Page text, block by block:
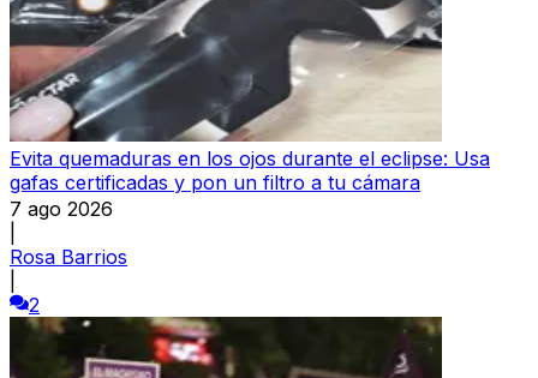
Evita quemaduras en los ojos durante el eclipse: Usa
gafas certificadas y pon un filtro a tu cámara
7 ago 2026
Rosa Barrios
2